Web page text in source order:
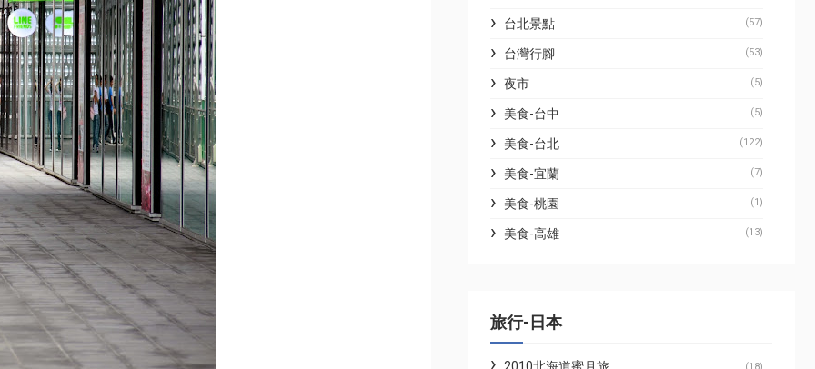
台北景點 (57)
台灣行腳 (53)
夜市 (5)
美食-台中 (5)
美食-台北 (122)
美食-宜蘭 (7)
美食-桃園 (1)
美食-高雄 (13)
旅行-日本
2010北海道蜜月旅 (18)